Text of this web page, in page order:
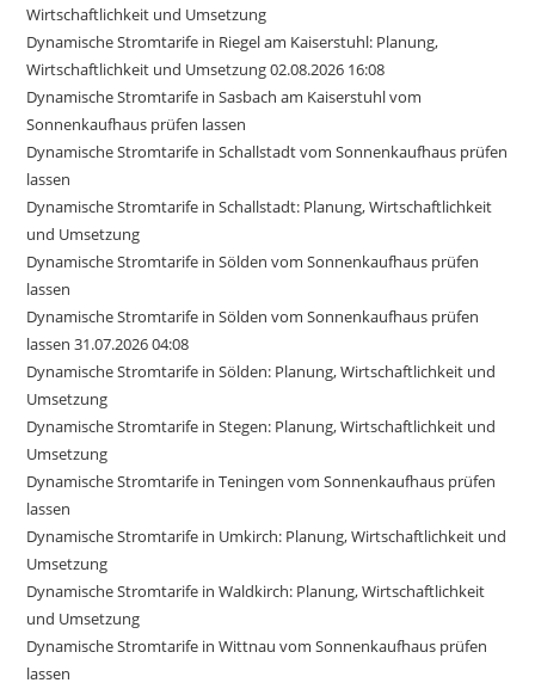
Wirtschaftlichkeit und Umsetzung
Dynamische Stromtarife in Riegel am Kaiserstuhl: Planung,
Wirtschaftlichkeit und Umsetzung 02.08.2026 16:08
Dynamische Stromtarife in Sasbach am Kaiserstuhl vom
Sonnenkaufhaus prüfen lassen
Dynamische Stromtarife in Schallstadt vom Sonnenkaufhaus prüfen
lassen
Dynamische Stromtarife in Schallstadt: Planung, Wirtschaftlichkeit
und Umsetzung
Dynamische Stromtarife in Sölden vom Sonnenkaufhaus prüfen
lassen
Dynamische Stromtarife in Sölden vom Sonnenkaufhaus prüfen
lassen 31.07.2026 04:08
Dynamische Stromtarife in Sölden: Planung, Wirtschaftlichkeit und
Umsetzung
Dynamische Stromtarife in Stegen: Planung, Wirtschaftlichkeit und
Umsetzung
Dynamische Stromtarife in Teningen vom Sonnenkaufhaus prüfen
lassen
Dynamische Stromtarife in Umkirch: Planung, Wirtschaftlichkeit und
Umsetzung
Dynamische Stromtarife in Waldkirch: Planung, Wirtschaftlichkeit
und Umsetzung
Dynamische Stromtarife in Wittnau vom Sonnenkaufhaus prüfen
lassen